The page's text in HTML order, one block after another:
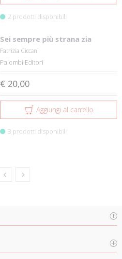
2 prodotti disponibili
Sei sempre più strana zia
Patrizia Ciccani
Palombi Editori
€ 20,00
Aggiungi al carrello
3 prodotti disponibili